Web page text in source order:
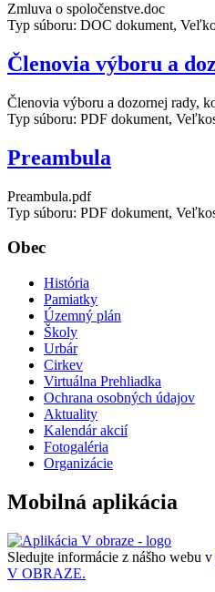
Zmluva o spoločenstve.doc
Typ súboru: DOC dokument,
Členovia výboru a
Členovia výboru a dozornej rady,
Typ súboru: PDF dokument,
Preambula
Preambula.pdf
Typ súboru: PDF dokument,
Obec
História
Pamiatky
Územný plán
Školy
Urbár
Cirkev
Virtuálna Prehliadka
Ochrana osobných údajov
Aktuality
Kalendár akcií
Fotogaléria
Organizácie
Mobilná aplikácia
Sledujte informácie z nášho webu v
V OBRAZE.